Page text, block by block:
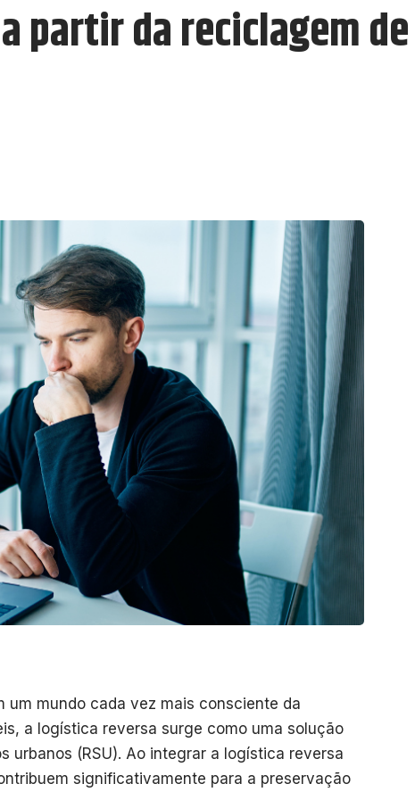
partir da reciclagem
um mundo cada vez mais consciente da
a logística reversa surge como uma solução
urbanos (RSU). Ao integrar a logística reversa
significativamente para a preservação